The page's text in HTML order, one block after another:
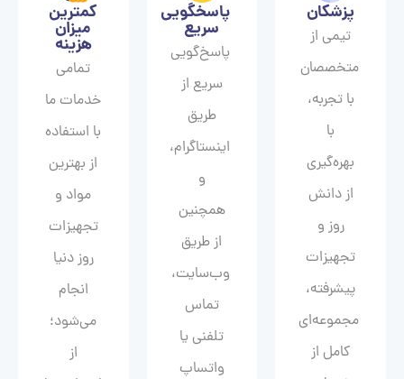
پزشکان
تیمی از
متخصصان
با تجربه،
با
بهره‌گیری
از دانش
روز و
تجهیزات
پیشرفته،
مجموعه‌ای
کامل از
پاسخگویی
سریع
پاسخ‌گویی
سریع از
طریق
اینستاگرام،
و
همچنین
از طریق
وب‌سایت،
تماس
تلفنی یا
واتساپ
کمترین
میزان
هزینه
تمامی
خدمات ما
با استفاده
از بهترین
مواد و
تجهیزات
روز دنیا
انجام
می‌شود؛
از